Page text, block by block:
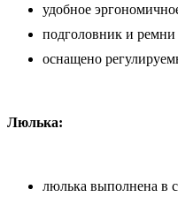
удобное
подголовник и ремни
оснащено
Люлька:
люлька выполнена в